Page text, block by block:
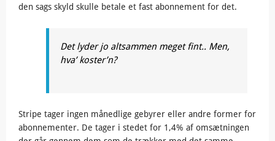
den sags skyld skulle betale et fast abonnement for det.
Det lyder jo altsammen meget fint.. Men,
hva’ koster’n?
Stripe tager ingen månedlige gebyrer eller andre former for
abonnementer. De tager i stedet for 1,4% af omsætningen